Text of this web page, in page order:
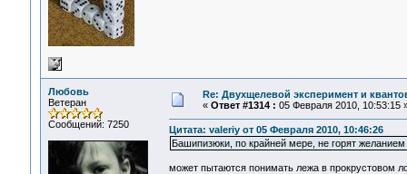
Любовь
Ветеран
Сообщений: 7250
Re: Двухщелевой эксперимент и
« Ответ #1314 : 05 Февраля 2010, 10:53:15
Цитата: valeriy от 05 Февраля 2010, 10:46:26
Башипизюки, по крайней мере, не горят
может пытаются понимать лежа в прокрустовом